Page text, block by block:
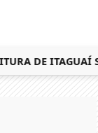
DE ITAGUAÍ